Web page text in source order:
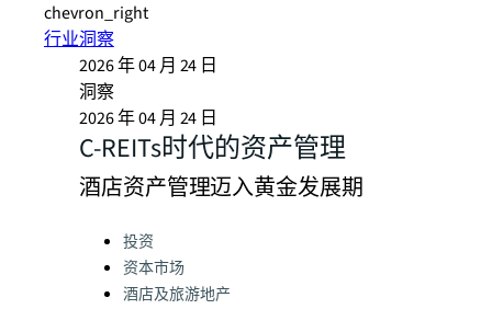
chevron_right
行业洞察
2026 年 04 月 24 日
洞察
2026 年 04 月 24 日
C-REITs时代的资产管理
酒店资产管理迈入黄金发展期
Categories:
投资
资本市场
酒店及旅游地产